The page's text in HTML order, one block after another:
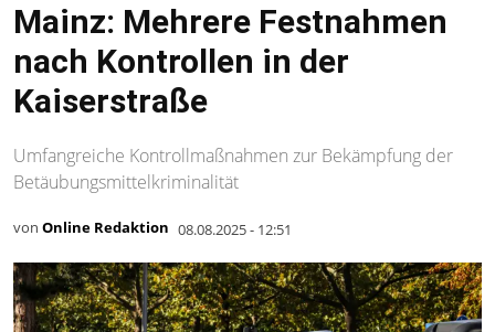
Mainz: Mehrere Festnahmen
nach Kontrollen in der
Kaiserstraße
Umfangreiche Kontrollmaßnahmen zur Bekämpfung der
Betäubungsmittelkriminalität
von Online Redaktion 08.08.2025 - 12:51